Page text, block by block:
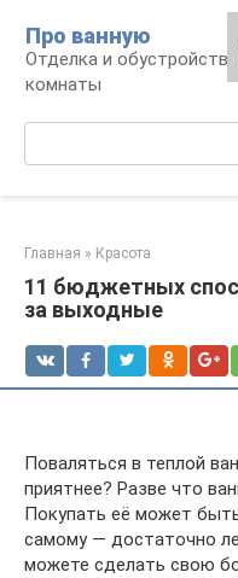
контенту
Про ванную
Отделка и
комнаты
Главная » Красота
11 бюджетных
за выходные
Поваляться в теплой
приятнее? Разве что
Покупать её может
самому — достаточно
можете сделать свою